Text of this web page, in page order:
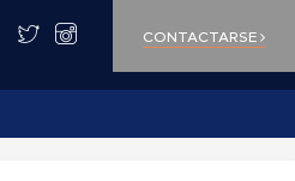
CONTACTARSE